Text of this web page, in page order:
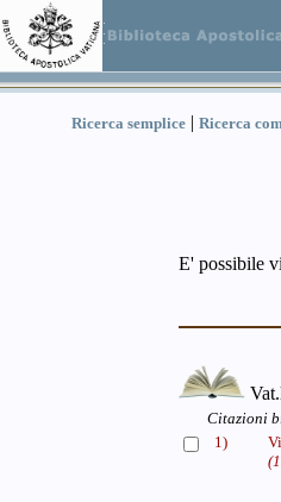
Ricerca semplice | Ricerca
E' possibile
Citazioni
1)